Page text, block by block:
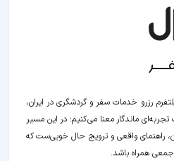
رزرو خدمات سفر و گردشگری در ایران،
ماندگار معنا می‌کنیم؛ در این مسیر‍
راهنمای واقعی و ترویج حال خوبی‌ست که
همراه باشد.